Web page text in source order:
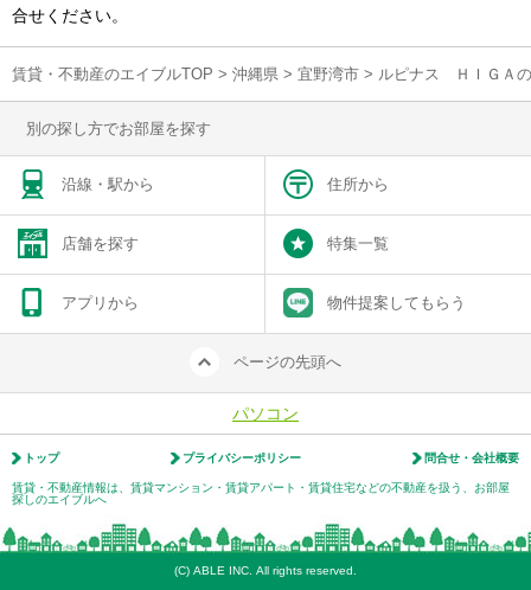
合せください。
賃貸・不動産のエイブルTOP > 沖縄県 > 宜野湾市 > ルピナス ＨＩＧＡ
別の探し方でお部屋を探す
沿線・駅から 住所から
店舗を探す 特集一覧
アプリから 物件提案してもらう
ページの先頭へ
パソコン
トップ プライバシーポリシー 問合せ・会社概要
賃貸・不動産情報は、賃貸マンション・賃貸アパート・賃貸住宅などの不動産を扱う、お部屋
探しのエイブルへ
(C) ABLE INC. All rights reserved.